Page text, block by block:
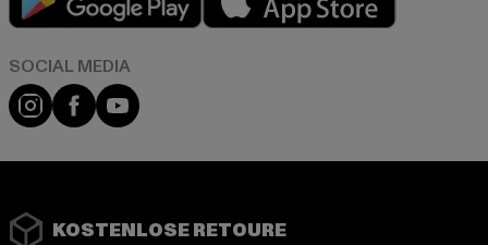
Instagram
FacebookYouTube
KOSTENLOSE RETOURE